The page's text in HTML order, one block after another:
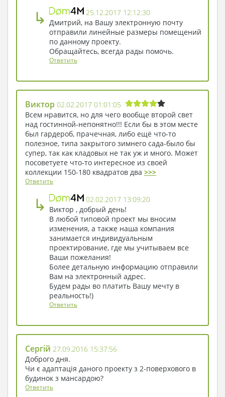
↳
25.12.2017 12:12:30
Дмитрий, на Вашу электронную почту
отправили линейные размеры помещений
по данному проекту.
Обращайтесь, всегда рады помочь.
Ответить
Виктор 02.02.2017 01:01:05
Всем нравится, но для чего вообще второй свет
над гостинной-непонятно!!! Если бы в этом месте
был гардероб, прачечная, либо ещё что-то
полезное, типа закрытого зимнего сада-было бы
супер, так как кладовых не так уж и много. Может
посоветуете что-то интересное из своей
коллекции 150-180 квадратов два >>>
Ответить
↳
02.02.2017 13:09:20
Виктор , добрый день!
В любой типовой проект мы вносим
изменения, а также наша компания
занимается индивидуальным
проектирование, где мы учитываем все
Ваши пожелания!
Более детальную информацию отправили
Вам на электронный адрес.
Будем рады во платить Вашу мечту в
реальность!)
Ответить
Сергій 27.09.2016 15:37:56
Доброго дня.
Чи є адаптація даного проекту з 2-поверхового в
будинок з мансардою?
Ответить